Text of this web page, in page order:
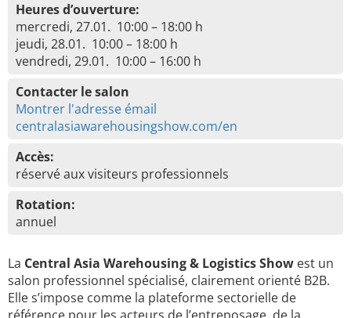
Heures d’ouverture:
mercredi, 27.01. 10:00 – 18:00 h
jeudi, 28.01. 10:00 – 18:00 h
vendredi, 29.01. 10:00 – 16:00 h
Contacter le salon
Montrer l'adresse émail
centralasiawarehousingshow.com/en
Accès:
réservé aux visiteurs professionnels
Rotation:
annuel
La Central Asia Warehousing & Logistics Show est un
salon professionnel spécialisé, clairement orienté B2B.
Elle s’impose comme la plateforme sectorielle de